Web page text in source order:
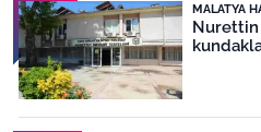
MALATYA
Nurettin